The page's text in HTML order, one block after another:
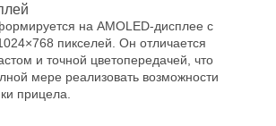
на AMOLED-дисплее с
пикселей. Он отличается
и точной цветопередачей, что
мере реализовать возможности
прицела.